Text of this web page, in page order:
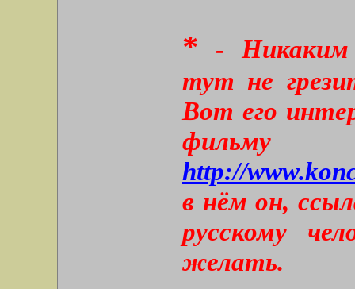
* - Никаким
тут не
Вот его
фильму
http://
в нём он,
русскому
желать.